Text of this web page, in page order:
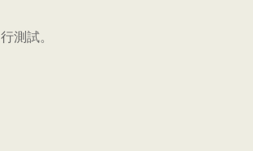
測試。